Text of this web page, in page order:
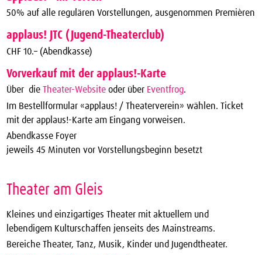
50% auf alle regulären Vorstellungen, ausgenommen Premièren
applaus! JTC (Jugend-Theaterclub)
CHF 10.– (Abendkasse)
Vorverkauf mit der applaus!-Karte
Über die Theater-Website oder über Eventfrog.
Im Bestellformular «applaus! / Theaterverein» wählen. Ticket
mit der applaus!-Karte am Eingang vorweisen.
Abendkasse Foyer
jeweils 45 Minuten vor Vorstellungsbeginn besetzt
Theater am Gleis
Kleines und einzigartiges Theater mit aktuellem und
lebendigem Kulturschaffen jenseits des Mainstreams.
Bereiche Theater, Tanz, Musik, Kinder und Jugendtheater.